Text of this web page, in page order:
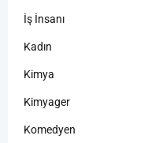
İş İnsanı
Kadın
Kimya
Kimyager
Komedyen